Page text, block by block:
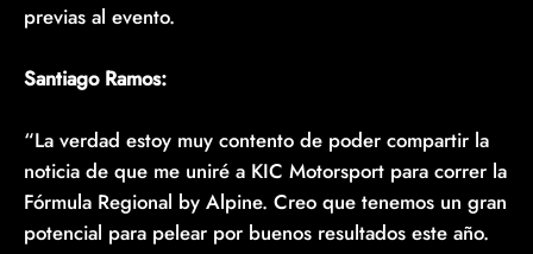
previas al evento.
Santiago Ramos:
“La verdad estoy muy contento de poder compartir la
noticia de que me uniré a KIC Motorsport para correr la
Fórmula Regional by Alpine. Creo que tenemos un gran
potencial para pelear por buenos resultados este año.